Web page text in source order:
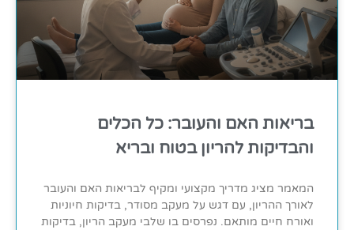
בריאות האם והעובר: כל הכלים
והבדיקות להריון בטוח ובריא
המאמר מציג מדריך מקצועי ומקיף לבריאות האם והעובר
לאורך ההריון, עם דגש על מעקב מסודר, בדיקות חיוניות
ואורח חיים מותאם. נפרסים בו שלבי מעקב הריון, בדיקות